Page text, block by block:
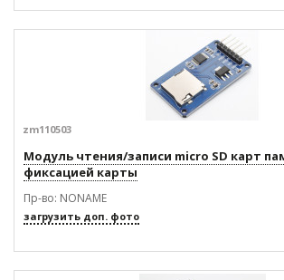
zm110503
Модуль чтения/записи micro SD карт
фиксацией карты
Пр-во: NONAME
загрузить доп. фото